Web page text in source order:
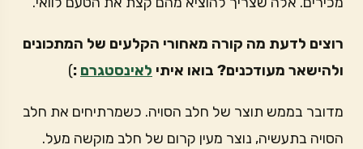
רוצים לדעת מה קורה מאחורי הקלעים של המתכונים
ולהישאר מעודכנים? בואו איתי לאינסטגרם :
)
מדובר בממש תוצר של חלב הסויה. כשמרתיחים את חלב
הסויה בתעשיה, נוצר מעין קרום של חלב מוקשה מעל.